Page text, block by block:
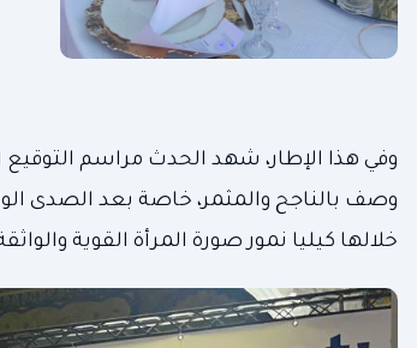
وفي هذا الإطار، شهد الحدث مراسم
خلالها كيليا نمور صورة المرأة القوية